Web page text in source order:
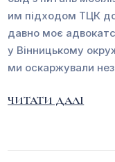
им підходом ТЦК до
давно моє
у Вінницькому
ми оскаржували
ЧИТАТИ ДАЛІ